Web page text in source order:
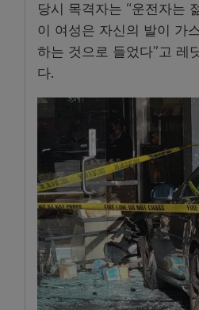
당시 목격자는 “운전자는
이 여성은 자신의 발이 가
하는 것으로 들었다”고 레
다.